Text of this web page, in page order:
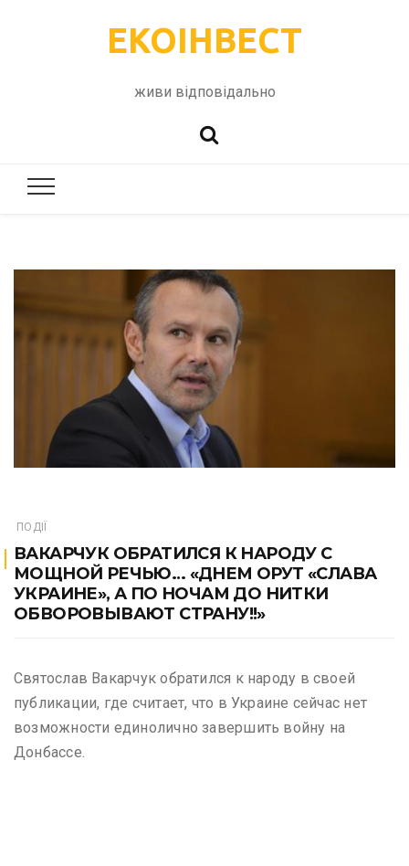
ЕКОІНВЕСТ
живи відповідально
ПОДІЇ
ВАКАРЧУК ОБРАТИЛСЯ К НАРОДУ С
МОЩНОЙ РЕЧЬЮ… «ДНЕМ ОРУТ «СЛАВА
УКРАИНЕ», А ПО НОЧАМ ДО НИТКИ
ОБВОРОВЫВАЮТ СТРАНУ!!»
Святослав Вакарчук обратился к народу в своей
публикации, где считает, что в Украине сейчас нет
возможности единолично завершить войну на
Донбассе.